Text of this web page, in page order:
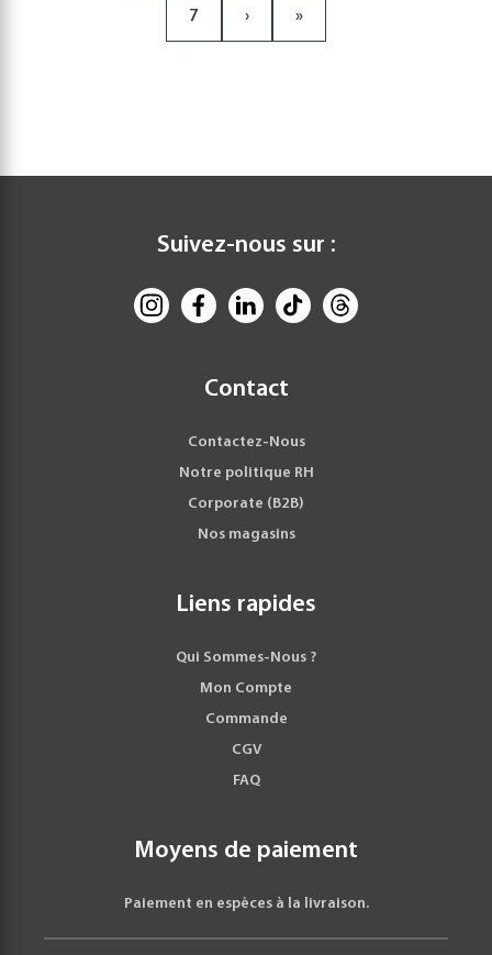
7 › »
Suivez-nous sur :
Contact
Contactez-Nous
Notre politique RH
Corporate (B2B)
Nos magasins
Liens rapides
Qui Sommes-Nous ?
Mon Compte
Commande
CGV
FAQ
Moyens de paiement
Paiement en espèces à la livraison.